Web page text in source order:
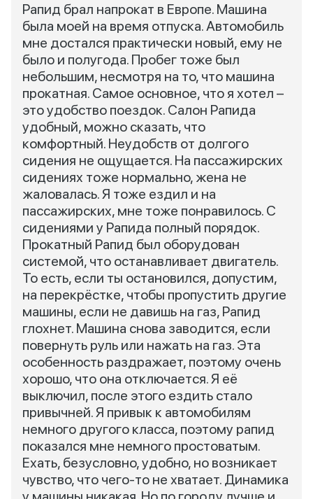
Рапид брал напрокат в Европе. Машина
была моей на время отпуска. Автомобиль
мне достался практически новый, ему не
было и полугода. Пробег тоже был
небольшим, несмотря на то, что машина
прокатная. Самое основное, что я хотел –
это удобство поездок. Салон Рапида
удобный, можно сказать, что
комфортный. Неудобств от долгого
сидения не ощущается. На пассажирских
сидениях тоже нормально, жена не
жаловалась. Я тоже ездил и на
пассажирских, мне тоже понравилось. С
сидениями у Рапида полный порядок.
Прокатный Рапид был оборудован
системой, что останавливает двигатель.
То есть, если ты остановился, допустим,
на перекрёстке, чтобы пропустить другие
машины, если не давишь на газ, Рапид
глохнет. Машина снова заводится, если
повернуть руль или нажать на газ. Эта
особенность раздражает, поэтому очень
хорошо, что она отключается. Я её
выключил, после этого ездить стало
привычней. Я привык к автомобилям
немного другого класса, поэтому рапид
показался мне немного простоватым.
Ехать, безусловно, удобно, но возникает
чувство, что чего-то не хватает. Динамика